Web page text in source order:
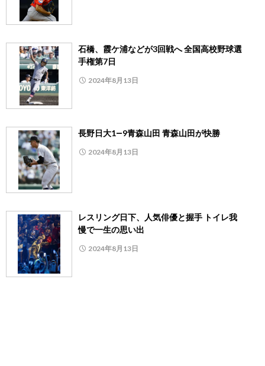
石橋、霞ケ浦などが3回戦へ 全国高校野球選
手権第7日
2024年8月13日
長野日大1―9青森山田 青森山田が快勝
2024年8月13日
レスリング日下、人気俳優と握手 トイレ我
慢で一生の思い出
2024年8月13日